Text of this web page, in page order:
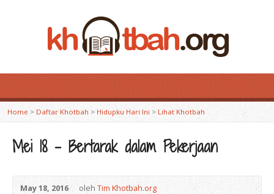
Home > Daftar Khotbah >Hidupku Hari Ini >Lihat Khotbah
Mei 18 – Bertarak dalam Pekerjaan
May 18, 2016 olehTim Khotbah.org